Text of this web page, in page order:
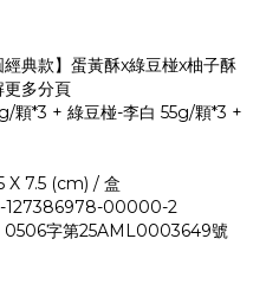
典款】蛋黃酥x綠豆椪x柚子酥
更多分頁
顆*3 + 綠豆椪-李白 55g/顆*3 +
X 7.5 (cm) / 盒
127386978-00000-2
0506字第25AML0003649號